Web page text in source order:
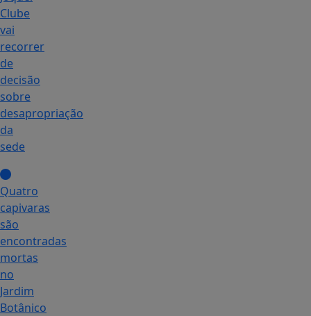
Clube
vai
recorrer
de
decisão
sobre
desapropriação
da
sede
Quatro
capivaras
são
encontradas
mortas
no
Jardim
Botânico